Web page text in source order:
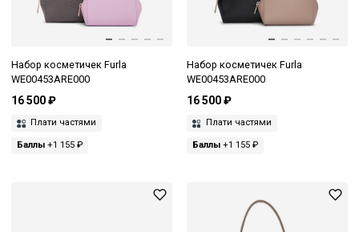
Набор косметичек Furla
WE00453ARE000
16 500 ₽
Плати частями
Баллы +1 155 ₽
Набор косметичек Furla
WE00453ARE000
16 500 ₽
Плати частями
Баллы+1 155 ₽